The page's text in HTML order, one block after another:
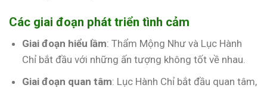
Các giai đoạn phát triển tình cảm
Giai đoạn hiểu lầm: Thẩm Mộng Như và Lục Hành
Chỉ bắt đầu với những ấn tượng không tốt về nhau.
Giai đoạn quan tâm: Lục Hành Chỉ bắt đầu quan tâm,